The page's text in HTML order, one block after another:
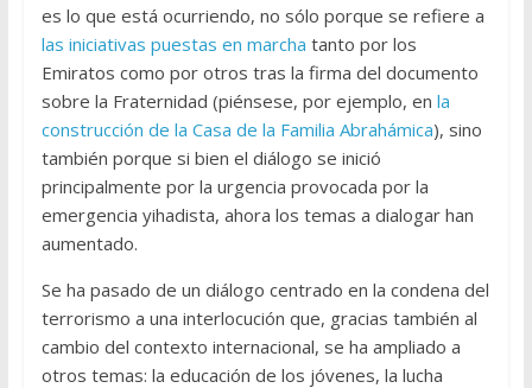
es lo que está ocurriendo, no sólo porque se refiere a
las iniciativas puestas en marcha tanto por los
Emiratos como por otros tras la firma del documento
sobre la Fraternidad (piénsese, por ejemplo, en la
construcción de la Casa de la Familia Abrahámica), sino
también porque si bien el diálogo se inició
principalmente por la urgencia provocada por la
emergencia yihadista, ahora los temas a dialogar han
aumentado.
Se ha pasado de un diálogo centrado en la condena del
terrorismo a una interlocución que, gracias también al
cambio del contexto internacional, se ha ampliado a
otros temas: la educación de los jóvenes, la lucha